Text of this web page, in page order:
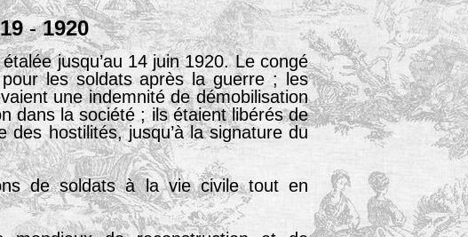
-1920
jusqu’au 14 juin 1920. Le congé
les soldats après la guerre ; les
une indemnité de démobilisation
dans la société ; ils étaient libérés de
hostilités, jusqu’à la signature du
de soldats à la vie civile tout en